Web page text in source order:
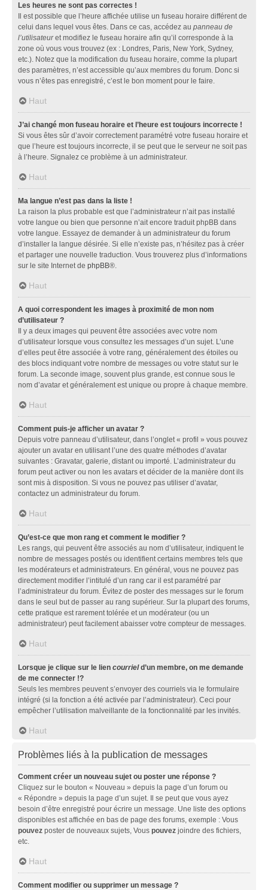
Les heures ne sont pas correctes !
Il est possible que l’heure affichée utilise un fuseau horaire différent de
celui dans lequel vous êtes. Dans ce cas, accédez au panneau de
l’utilisateuret modifiez le fuseau horaire afin qu’il corresponde à la
zone où vous vous trouvez (ex : Londres, Paris, New York, Sydney,
etc.). Notez que la modification du fuseau horaire, comme la plupart
des paramètres, n’est accessible qu’aux membres du forum. Donc si
vous n’êtes pas enregistré, c’est le bon moment pour le faire.
Haut
J’ai changé mon fuseau horaire et l’heure est toujours incorrecte !
Si vous êtes sûr d’avoir correctement paramétré votre fuseau horaire et
que l’heure est toujours incorrecte, il se peut que le serveur ne soit pas
à l’heure. Signalez ce problème à un administrateur.
Haut
Ma langue n’est pas dans la liste !
La raison la plus probable est que l’administrateur n’ait pas installé
votre langue ou bien que personne n’ait encore traduit phpBB dans
votre langue. Essayez de demander à un administrateur du forum
d’installer la langue désirée. Si elle n’existe pas, n’hésitez pas à créer
et partager une nouvelle traduction. Vous trouverez plus d’informations
sur le site Internet de phpBB®.
Haut
A quoi correspondent les images à proximité de mon nom
d’utilisateur ?
Il y a deux images qui peuvent être associées avec votre nom
d’utilisateur lorsque vous consultez les messages d’un sujet. L’une
d’elles peut être associée à votre rang, généralement des étoiles ou
des blocs indiquant votre nombre de messages ou votre statut sur le
forum. La seconde image, souvent plus grande, est connue sous le
nom d’avatar et généralement est unique ou propre à chaque membre.
Haut
Comment puis-je afficher un avatar ?
Depuis votre panneau d’utilisateur, dans l’onglet « profil » vous pouvez
ajouter un avatar en utilisant l’une des quatre méthodes d’avatar
suivantes : Gravatar, galerie, distant ou importé. L’administrateur du
forum peut activer ou non les avatars et décider de la manière dont ils
sont mis à disposition. Si vous ne pouvez pas utiliser d’avatar,
contactez un administrateur du forum.
Haut
Qu’est-ce que mon rang et comment le modifier ?
Les rangs, qui peuvent être associés au nom d’utilisateur, indiquent le
nombre de messages postés ou identifient certains membres tels que
les modérateurs et administrateurs. En général, vous ne pouvez pas
directement modifier l’intitulé d’un rang car il est paramétré par
l’administrateur du forum. Évitez de poster des messages sur le forum
dans le seul but de passer au rang supérieur. Sur la plupart des forums,
cette pratique est rarement tolérée et un modérateur (ou un
administrateur) peut facilement abaisser votre compteur de messages.
Haut
Lorsque je clique sur le lien courrield’un membre, on me demande
de me connecter !?
Seuls les membres peuvent s’envoyer des courriels via le formulaire
intégré (si la fonction a été activée par l’administrateur). Ceci pour
empêcher l’utilisation malveillante de la fonctionnalité par les invités.
Haut
Problèmes liés à la publication de messages
Comment créer un nouveau sujet ou poster une réponse ?
Cliquez sur le bouton « Nouveau » depuis la page d’un forum ou
« Répondre » depuis la page d’un sujet. Il se peut que vous ayez
besoin d’être enregistré pour écrire un message. Une liste des options
disponibles est affichée en bas de page des forums, exemple : Vous
pouvez poster de nouveaux sujets, Vous pouvez joindre des fichiers,
etc.
Haut
Comment modifier ou supprimer un message ?